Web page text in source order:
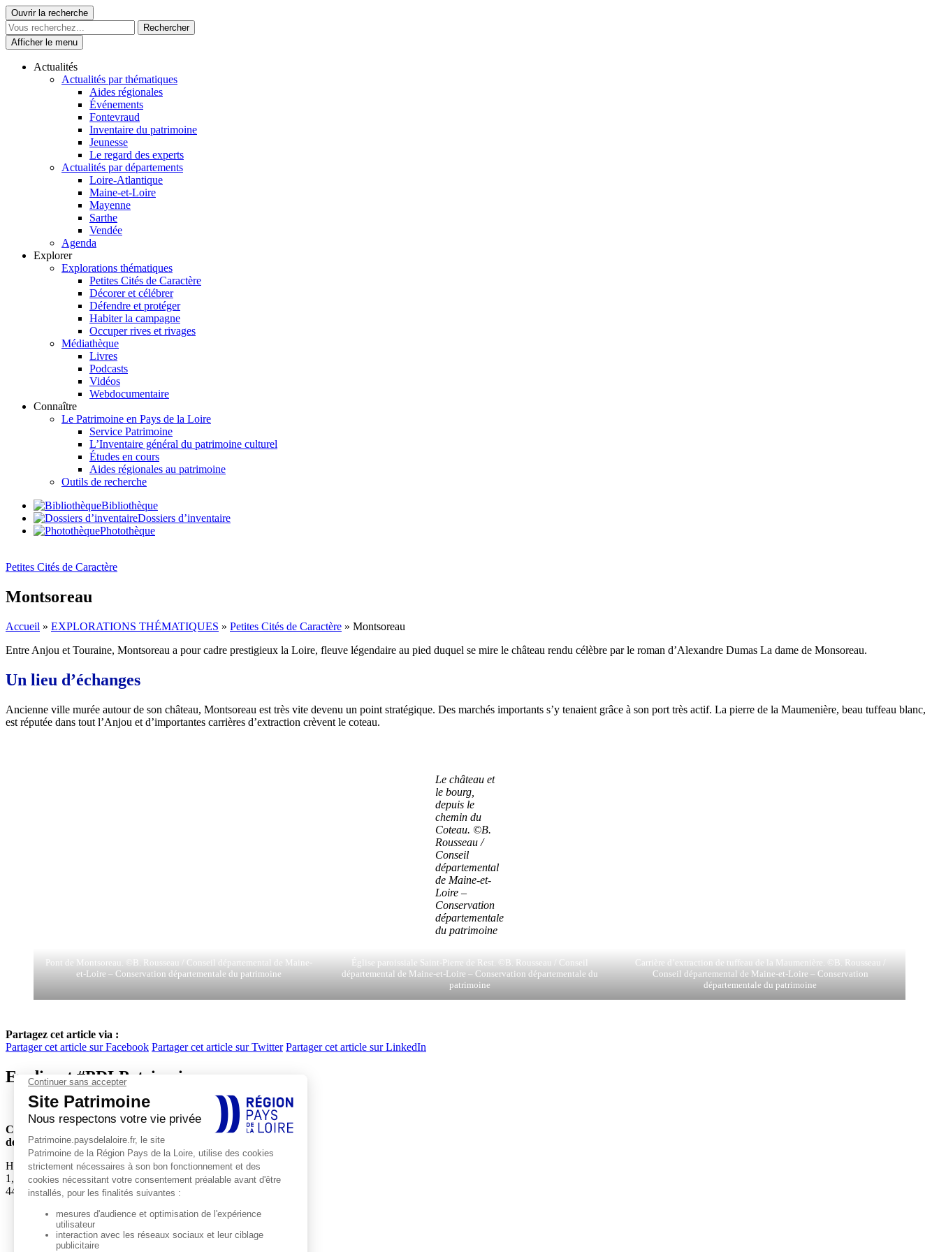
Skip
to
content
Le Patrimoine se vit ici
Ouvrir la recherche
Afficher le menu
Actualités
Actualités par thématiques
Aides régionales
Événements
Fontevraud
Inventaire du patrimoine
Jeunesse
Le regard des experts
Actualités par départements
Loire-Atlantique
Maine-et-Loire
Mayenne
Sarthe
Vendée
Agenda
Explorer
Explorations thématiques
Petites Cités de Caractère
Décorer et célébrer
Défendre et protéger
Habiter la campagne
Occuper rives et rivages
Médiathèque
Livres
Podcasts
Vidéos
Webdocumentaire
Connaître
Le Patrimoine en Pays de la Loire
Service Patrimoine
L’Inventaire général du patrimoine culturel
Études en cours
Aides régionales au patrimoine
Outils de recherche
Bibliothèque
Dossiers d’inventaire
Photothèque
Petites Cités de Caractère
Montsoreau
Accueil » EXPLORATIONS THÉMATIQUES » Petites Cités de Caractère » Montsoreau
Entre Anjou et Touraine, Montsoreau a pour cadre prestigieux la Loire, fleuve légendaire au pied duquel se mire le château rendu célèbre par le roman d’Alexandre Dumas La dame de Monsoreau.
Un lieu d’échanges
Ancienne ville murée autour de son château, Montsoreau est très vite devenu un point stratégique. Des marchés importants s’y tenaient grâce à son port très actif. La pierre de la Maumenière, beau tuffeau blanc,
est réputée dans tout l’Anjou et d’importantes carrières d’extraction crèvent le coteau.
Le château et
le bourg,
depuis le
chemin du
Coteau. ©B.
Rousseau /
Conseil
départemental
de Maine-et-
Loire –
Conservation
départementale
du patrimoine
Pont de Montsoreau. ©B. Rousseau / Conseil départemental de Maine-
et-Loire – Conservation départementale du patrimoine
Église paroissiale Saint-Pierre de Rest. ©B. Rousseau / Conseil
départemental de Maine-et-Loire – Conservation départementale du
patrimoine
Carrière d’extraction de tuffeau de la Maumenière. ©B. Rousseau /
Conseil départemental de Maine-et-Loire – Conservation
départementale du patrimoine
Partagez cet article via :
Partager cet article sur Facebook Partager cet article sur Twitter Partager cet article sur LinkedIn
En direct #PDLPatrimoine
Conseil régional
des Pays de la Loire
Hôtel de Région
1, rue de la Loire
44966 Nantes Cedex 9
Actualités
Agenda